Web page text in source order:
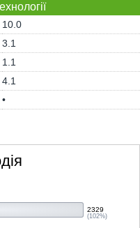
10.0
3.1
1.1
4.1
•
2329
(102%)